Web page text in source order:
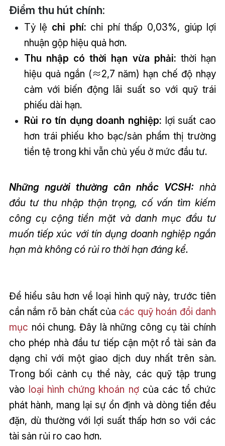
Điểm thu hút chính:
Tỷ lệ chi phí: chi phí thấp 0,03%, giúp lợi
nhuận gộp hiệu quả hơn.
Thu nhập có thời hạn vừa phải: thời hạn
hiệu quả ngắn (≈2,7 năm) hạn chế độ nhạy
cảm với biến động lãi suất so với quỹ trái
phiếu dài hạn.
Rủi ro tín dụng doanh nghiệp: lợi suất cao
hơn trái phiếu kho bạc/sản phẩm thị trường
tiền tệ trong khi vẫn chủ yếu ở mức đầu tư.
Những người thường cân nhắc VCSH: nhà
đầu tư thu nhập thận trọng, cố vấn tìm kiếm
công cụ cộng tiền mặt và danh mục đầu tư
muốn tiếp xúc với tín dụng doanh nghiệp ngắn
hạn mà không có rủi ro thời hạn đáng kể.
Để hiểu sâu hơn về loại hình quỹ này, trước tiên
cần nắm rõ bản chất của các quỹ hoán đổi danh
mục nói chung. Đây là những công cụ tài chính
cho phép nhà đầu tư tiếp cận một rổ tài sản đa
dạng chỉ với một giao dịch duy nhất trên sàn.
Trong bối cảnh cụ thể này, các quỹ tập trung
vào loại hình chứng khoán nợcủa các tổ chức
phát hành, mang lại sự ổn định và dòng tiền đều
đặn, dù thường với lợi suất thấp hơn so với các
tài sản rủi ro cao hơn.